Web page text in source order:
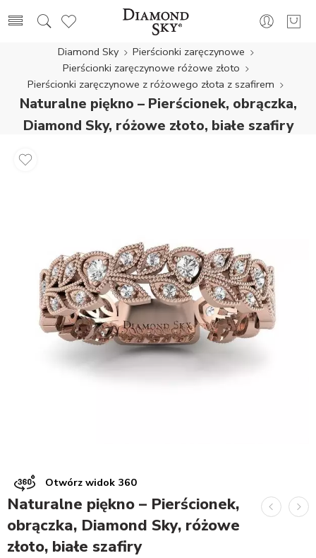
Diamond Sky
Pierścionki zaręczynowe
Pierścionki zaręczynowe różowe złoto
Pierścionki zaręczynowe z różowego złota z szafirem
Naturalne piękno – Pierścionek, obrączka,
Diamond Sky, różowe złoto, białe szafiry
Otwórz widok 360
Naturalne piękno – Pierścionek,
obrączka, Diamond Sky, różowe
złoto, białe szafiry